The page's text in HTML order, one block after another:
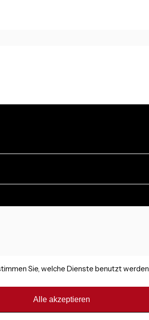
Sie, welche Dienste benutzt werden
Alle akzeptieren